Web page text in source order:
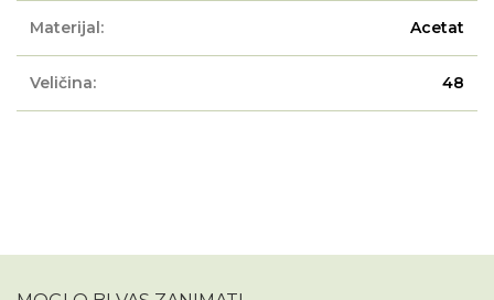
Materijal: Acetat
Veličina: 48